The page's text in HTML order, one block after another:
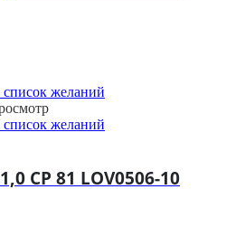
список желаний
список желаний
CP 81 LOV0506-10